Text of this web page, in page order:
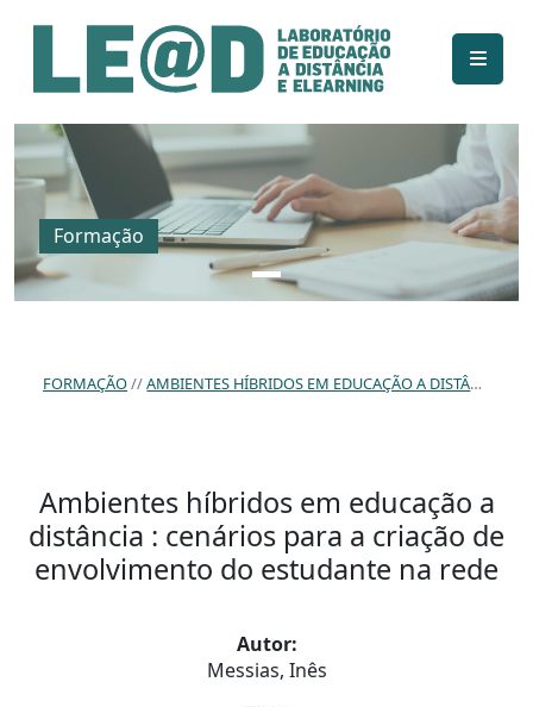
Ir para o conteúdo principal
Informações de acessibilidade
Mapa do site
Formação
FORMAÇÃO AMBIENTES HÍBRIDOS EM EDUCAÇÃO A DISTÂNCIA : CENÁRIOS PARA A CRIAÇÃO DE ENVOLVIMENTO DO ESTUDANTE NA REDE
Ambientes híbridos em educação a
distância : cenários para a criação de
envolvimento do estudante na rede
Autor:
Messias, Inês